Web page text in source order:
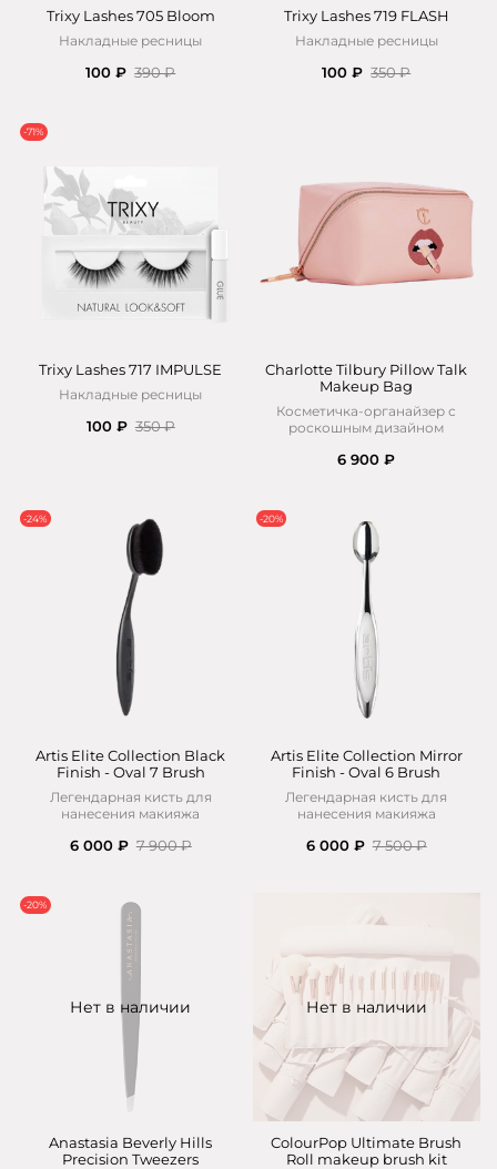
Trixy Lashes 705 Bloom
Накладные ресницы
100 ₽ 390 ₽
Trixy Lashes 719 FLASH
Накладные ресницы
100 ₽ 350 ₽
-71%
Trixy Lashes 717 IMPULSE
Накладные ресницы
100 ₽ 350 ₽
Charlotte Tilbury Pillow Talk
Makeup Bag
Косметичка-органайзер с
роскошным дизайном
6 900 ₽
-24%
Artis Elite Collection Black
Finish - Oval 7 Brush
Легендарная кисть для
нанесения макияжа
6 000 ₽ 7 900 ₽
-20%
Artis Elite Collection Mirror
Finish - Oval 6 Brush
Легендарная кисть для
нанесения макияжа
6 000 ₽ 7 500 ₽
Нет в наличии
-20%
Anastasia Beverly Hills
Precision Tweezers
Нет в наличии
ColourPop Ultimate Brush
Roll makeup brush kit